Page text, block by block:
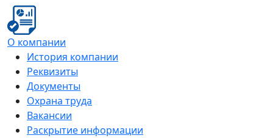
О компании
История компании
Реквизиты
Документы
Охрана труда
Вакансии
Раскрытие информации